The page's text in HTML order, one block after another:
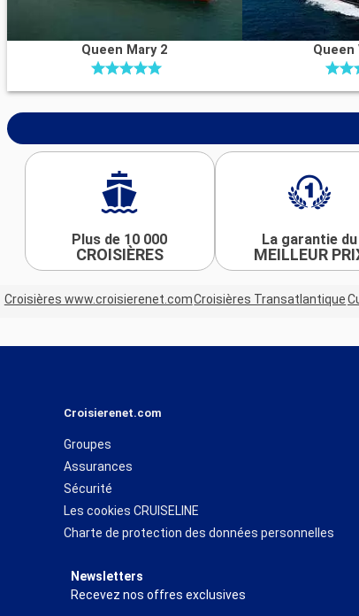
Queen Mary 2 Queen
Plus de 10 000
CROISIÈRES
La garantie du
MEILLEUR
Croisières www.croisierenet.comCroisières Transatlantique
Croisierenet.com
Groupes
Assurances
Sécurité
Les cookies CRUISELINE
Charte de protection des données personnelles
Newsletters
Recevez nos offres exclusives